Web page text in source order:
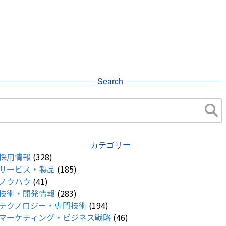
Search
カテゴリー
用情報 (328)
ービス・製品 (185)
ウハウ (41)
術・開発情報 (283)
クノロジー・専門技術 (194)
ーケティング・ビジネス戦略 (46)